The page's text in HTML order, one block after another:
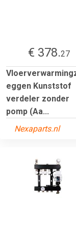
€ 378.27
eggen Kunststof
verdeler zonder
pomp (Aa...
Nexaparts.nl